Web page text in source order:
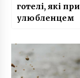
готелі, які
улюбленцем